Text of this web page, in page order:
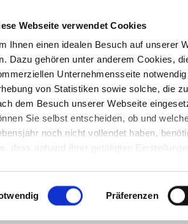
Webseite verwendet Cookies
Ihnen einen idealen Besuch auf unserer
Dazu gehören unter anderem Cookies,
Unternehmensseite
von Statistiken sowie solche, die
dem Besuch unserer Webseite
Sie selbst entscheiden, ob und
noch nicht vollendet haben,
dass anhand Ihrer getätigten
Informationen.Präferenzen